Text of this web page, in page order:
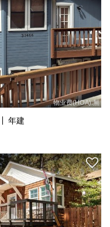
物业费(HOA):無
年建